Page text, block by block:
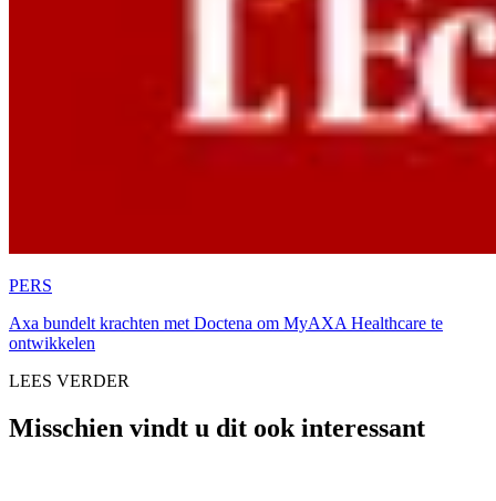
PERS
Axa bundelt krachten met Doctena om MyAXA Healthcare te
ontwikkelen
LEES VERDER
Misschien vindt u dit ook interessant